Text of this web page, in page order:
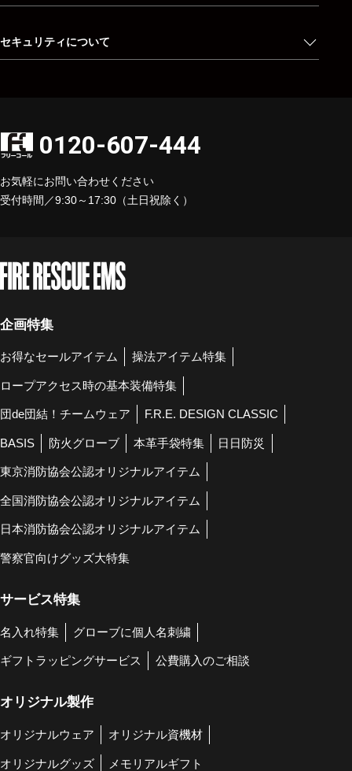
セキュリティについて
0120-607-444
お気軽にお問い合わせください
受付時間／9:30～17:30（土日祝除く）
企画特集
お得なセールアイテム 操法アイテム特集
ロープアクセス時の基本装備特集
団de団結！チームウェア F.R.E. DESIGN CLASSIC
BASIS 防火グローブ 本革手袋特集 日日防災
東京消防協会公認オリジナルアイテム
全国消防協会公認オリジナルアイテム
日本消防協会公認オリジナルアイテム
警察官向けグッズ大特集
サービス特集
名入れ特集 グローブに個人名刺繍
ギフトラッピングサービス 公費購入のご相談
オリジナル製作
オリジナルウェア オリジナル資機材
オリジナルグッズ メモリアルギフト